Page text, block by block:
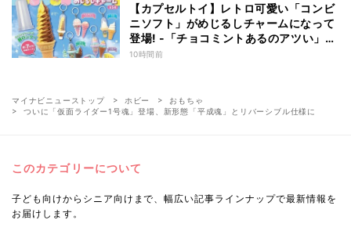
【カプセルトイ】レトロ可愛い「コンビ
ニソフト」がめじるしチャームになって
登場! -「チョコミントあるのアツい」
「中身出せるのたのしい」と話題
10時間前
マイナビニューストップ ホビー
おもちゃ
ついに「仮面ライダー1号魂」登場、新形態「平成魂」とリバーシブル仕様に
このカテゴリーについて
子ども向けからシニア向けまで、幅広い記事ラインナップで最新情報を
お届けします。